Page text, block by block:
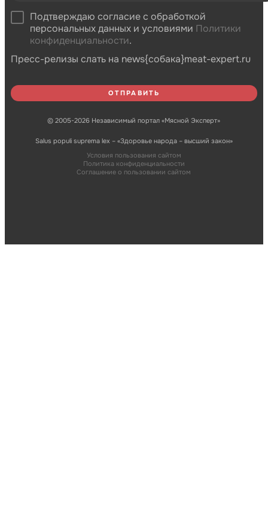
Подтверждаю согласие с обработкой
персональных данных и условиями Политики
конфиденциальности.
Пресс-релизы слать на news{собака}meat-expert.ru
© 2005-2026 Независимый портал «Мясной Эксперт»
Salus populi suprema lex – «Здоровье народа – высший закон»
Условия пользования сайтом
Политика конфиденциальности
Соглашение о пользовании сайтом